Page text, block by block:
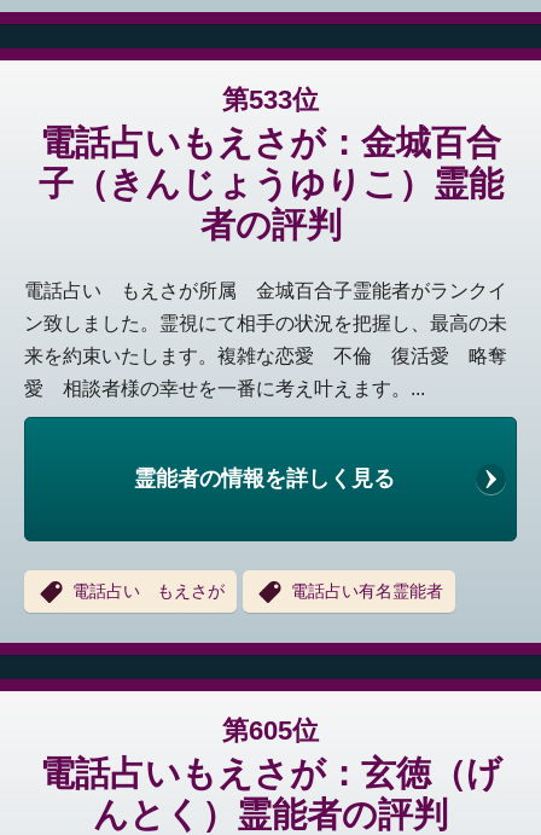
第533位
電話占いもえさが：金城百合
子（きんじょうゆりこ）霊能
者の評判
電話占い もえさが所属 金城百合子霊能者がランクイ
ン致しました。霊視にて相手の状況を把握し、最高の未
来を約束いたします。複雑な恋愛 不倫 復活愛 略奪
愛 相談者様の幸せを一番に考え叶えます。...
霊能者の情報を詳しく見る
電話占い もえさが 電話占い有名霊能者
第605位
電話占いもえさが：玄徳（げ
んとく）霊能者の評判